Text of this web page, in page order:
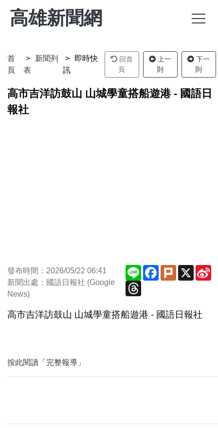
高雄新聞網
首
頁
新聞列
表
即時快
訊
回首
頁
上一
則
下一
則
高市吉洋訪鼓山 山城學童搭船遊港 - 國語日
報社
發布時間：2026/05/22 06:41
新聞出處：國語日報社 (Google
News)
Line Facebook
PlurkX
Threads
高市吉洋訪鼓山 山城學童搭船遊港 - 國語日報社
按此閱讀「完整報導」